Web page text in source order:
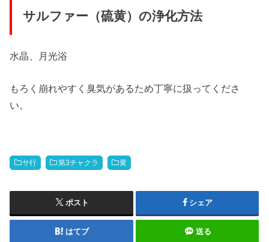
サルファー（硫黄）の浄化方法
水晶、月光浴
もろく崩れやすく臭気があるため丁寧に扱ってくださ
い。
サ行 第3チャクラ 黄
ポスト シェア
はてブ 送る